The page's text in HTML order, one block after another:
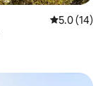
從 14 則評
5.0 (14)